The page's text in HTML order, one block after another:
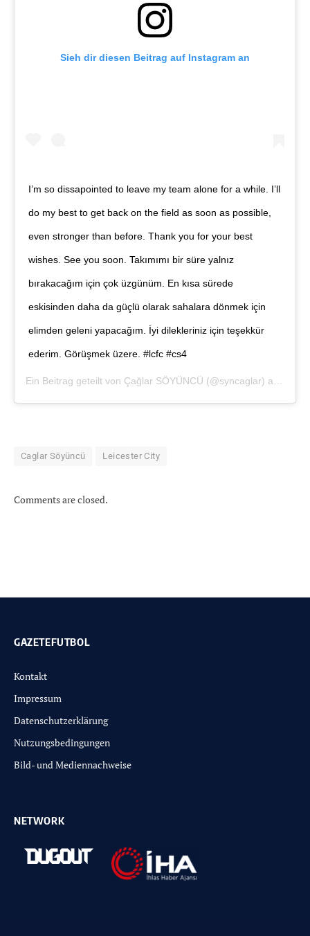
Sieh dir diesen Beitrag auf Instagram an
I’m so dissapointed to leave my team alone for a while. I’ll
do my best to get back on the field as soon as possible,
even stronger than before. Thank you for your best
wishes. See you soon. Takımımı bir süre yalnız
bırakacağım için çok üzgünüm. En kısa sürede
eskisinden daha da güçlü olarak sahalara dönmek için
elimden geleni yapacağım. İyi dilekleriniz için teşekkür
ederim. Görüşmek üzere. #lcfc #cs4
Ein Beitrag geteilt von Çağlar SÖYÜNCÜ (@syncaglar) am
Caglar Söyüncü Leicester City
Comments are closed.
GAZETEFUTBOL
Kontakt
Impressum
Datenschutzerklärung
Nutzungsbedingungen
Bild- und Mediennachweise
NETWORK